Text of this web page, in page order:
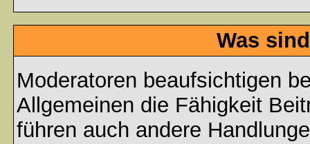
Was
Moderatoren beaufsichtigen
Allgemeinen die Fähigkeit
führen auch andere